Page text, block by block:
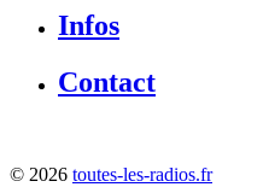
Infos
Contact
© 2026 toutes-les-radios.fr